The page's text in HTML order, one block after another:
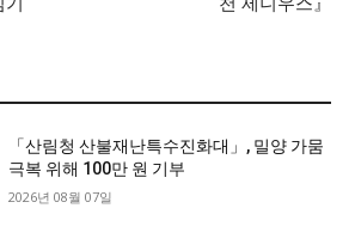
「산림청 산불재난특수진화대」, 밀양 가뭄
극복 위해 100만 원 기부
2026년 08월 07일